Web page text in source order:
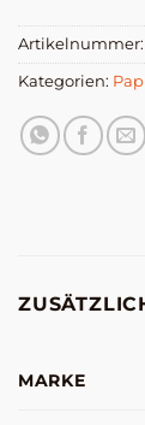
Artikelnummer:
Kategorien:
MARKE